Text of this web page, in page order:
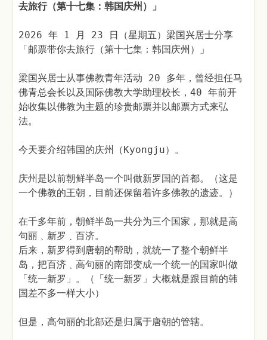
去旅行（第十七集：韩国庆州）」
2026 年 1 月 23 日（星期五）梁国兴居士分享
「邮票带你去旅行（第十七集：韩国庆州）」
梁国兴居士从事佛教青年活动 20 多年，曾经担任马
佛青总会长以及国际佛教大学助理校长，40 年前开
始收集以佛教为主题的珍贵邮票并以邮票方式来弘
法。
今天要介绍韩国的庆州（Kyongju）。
庆州是以前朝鲜半岛一个叫做新罗国的首都。（这是
一个佛教的王朝，目前还保留着许多佛教的遗迹。）
在千多年前，朝鲜半岛一共分为三个国家，那就是高
句丽﹑新罗﹑百济。
后来，新罗得到唐朝的帮助，就统一了整个朝鲜半
岛，把百济﹑高句丽的南部变成一个统一的国家叫做
「统一新罗」。（「统一新罗」大概就是跟目前的韩
国差不多一样大小）
但是，高句丽的北部还是归属于唐朝的管辖。